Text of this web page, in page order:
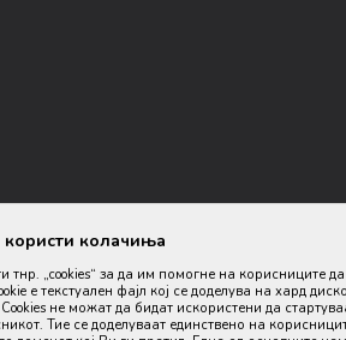
колачиња
тнр. „cookies“ за да им помогне на корисниците
е текстуален фајл кој се доделува на хард
не можат да бидат искористени да
Тие се доделуваат единствено на